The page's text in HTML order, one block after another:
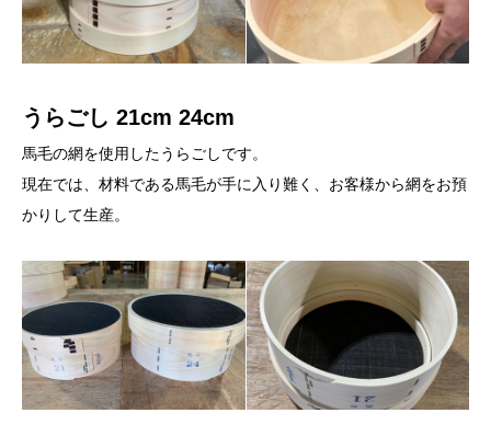
うらごし 21cm 24cm
馬毛の網を使用したうらごしです。
現在では、材料である馬毛が手に入り難く、お客様から網をお預
かりして生産。